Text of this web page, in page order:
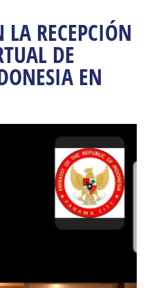
RECEPCIÓN
DE
EN